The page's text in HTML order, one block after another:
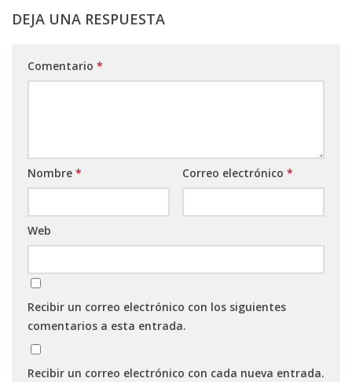
DEJA UNA RESPUESTA
Comentario *
Nombre * Correo electrónico *
Web
Recibir un correo electrónico con los siguientes
comentarios a esta entrada.
Recibir un correo electrónico con cada nueva entrada.